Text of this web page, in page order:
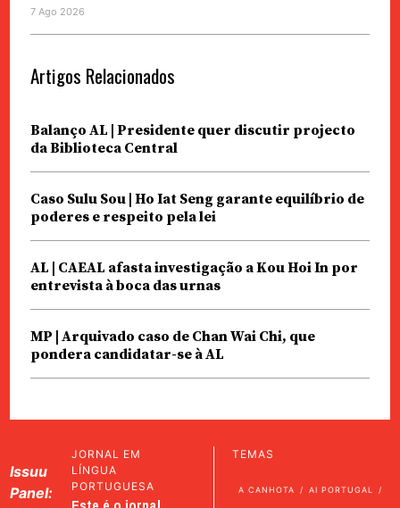
7 Ago 2026
Artigos Relacionados
Balanço AL | Presidente quer discutir projecto
da Biblioteca Central
Caso Sulu Sou | Ho Iat Seng garante equilíbrio de
poderes e respeito pela lei
AL | CAEAL afasta investigação a Kou Hoi In por
entrevista à boca das urnas
MP | Arquivado caso de Chan Wai Chi, que
pondera candidatar-se à AL
Issuu
Panel:
JORNAL EM
LÍNGUA
PORTUGUESA
TEMAS
A CANHOTA AI PORTUGAL